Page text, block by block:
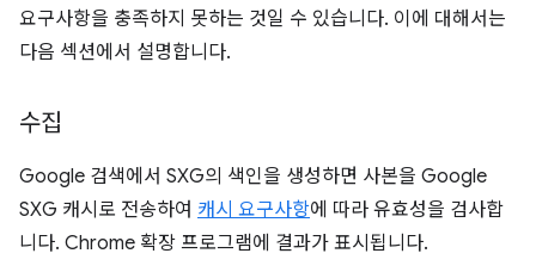
요구사항을 충족하지 못하는 것일 수 있습니다. 이에 대해서는
다음 섹션에서 설명합니다.
수집
Google 검색에서 SXG의 색인을 생성하면 사본을 Google
SXG 캐시로 전송하여 캐시 요구사항에 따라 유효성을 검사합
니다. Chrome 확장 프로그램에 결과가 표시됩니다.